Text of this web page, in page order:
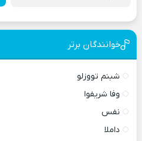
خوانندگان برتر
شبنم تووزلو
وفا شریفوا
نفس
داملا